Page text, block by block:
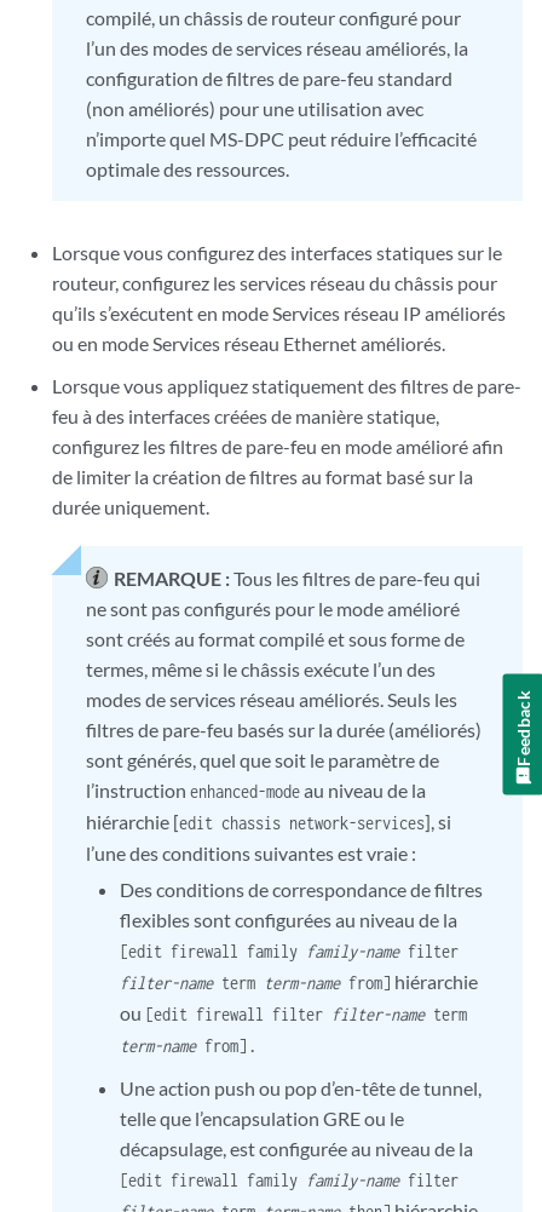
compilé, un châssis de routeur configuré pour
l’un des modes de services réseau améliorés, la
configuration de filtres de pare-feu standard
(non améliorés) pour une utilisation avec
n’importe quel MS-DPC peut réduire l’efficacité
optimale des ressources.
Lorsque vous configurez des interfaces statiques sur le
routeur, configurez les services réseau du châssis pour
qu’ils s’exécutent en mode Services réseau IP améliorés
ou en mode Services réseau Ethernet améliorés.
Lorsque vous appliquez statiquement des filtres de pare-
feu à des interfaces créées de manière statique,
configurez les filtres de pare-feu en mode amélioré afin
de limiter la création de filtres au format basé sur la
durée uniquement.
REMARQUE :Tous les filtres de pare-feu qui
ne sont pas configurés pour le mode amélioré
sont créés au format compilé et sous forme de
termes, même si le châssis exécute l’un des
modes de services réseau améliorés. Seuls les
filtres de pare-feu basés sur la durée (améliorés)
sont générés, quel que soit le paramètre de
l’instructionenhanced-modeau niveau de la
hiérarchie [edit chassis network-services], si
l’une des conditions suivantes est vraie :
Des conditions de correspondance de filtres
flexibles sont configurées au niveau de la
[edit firewall family family-namefilter
filter-nameterm term-namefrom] hiérarchie
ou [edit firewall filter filter-nameterm
term-namefrom] .
Une action push ou pop d’en-tête de tunnel,
telle que l’encapsulation GRE ou le
décapsulage, est configurée au niveau de la
[edit firewall family family-namefilter
Feedback